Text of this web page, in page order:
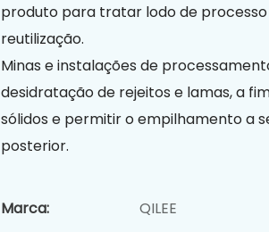
produto para tratar lodo de
reutilização.
Minas e instalações de
desidratação de rejeitos e lamas, a
sólidos e permitir o empilhamento a
posterior.
Marca:
QILEE